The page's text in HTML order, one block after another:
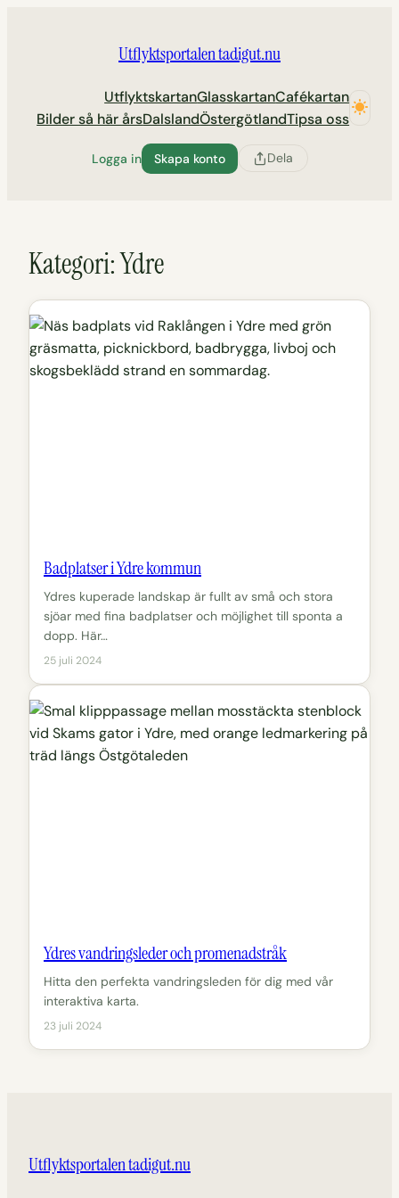
Utflyktsportalen tadigut.nu
UtflyktskartanGlasskartanCafékartan
Bilder så här årsDalslandÖstergötlandTipsa oss
Logga in Skapa konto Dela
Kategori:Ydre
Badplatser i Ydre kommun
Ydres kuperade landskap är fullt av små och stora
sjöar med fina badplatser och möjlighet till sponta a
dopp. Här…
25 juli 2024
Ydres vandringsleder och promenadstråk
Hitta den perfekta vandringsleden för dig med vår
interaktiva karta.
23 juli 2024
Utflyktsportalen tadigut.nu